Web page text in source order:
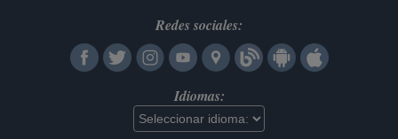
Redes sociales:
Idiomas: